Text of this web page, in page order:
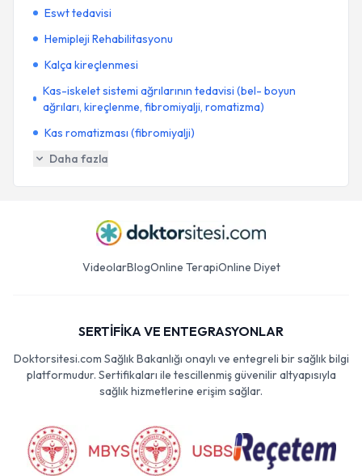
Eswt tedavisi
Hemipleji Rehabilitasyonu
Kalça kireçlenmesi
Kas-iskelet sistemi ağrılarının tedavisi (bel- boyun
ağrıları, kireçlenme, fibromiyalji, romatizma)
Kas romatizması (fibromiyalji)
Daha fazla
VideolarBlogOnline TerapiOnline Diyet
SERTİFİKA VE ENTEGRASYONLAR
Doktorsitesi.com Sağlık Bakanlığı onaylı ve entegreli bir sağlık bilgi
platformudur. Sertifikaları ile tescillenmiş güvenilir altyapısıyla
sağlık hizmetlerine erişim sağlar.